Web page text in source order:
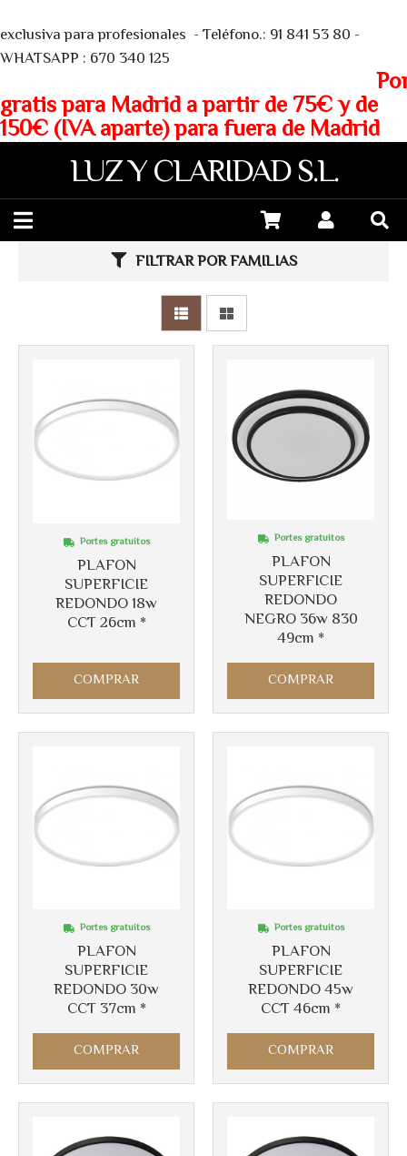
exclusiva para profesionales - Teléfono.: 91 841 53 80 -
WHATSAPP : 670 340 125
gratis para Madrid a partir de 75€ y de
150€ (IVA aparte) para fuera de Madrid
LUZ Y CLARIDAD S.L.
FILTRAR POR FAMILIAS
PLAFON
SUPERFICIE
REDONDO 18w
CCT 26cm *
Portes gratuitos
COMPRAR
PLAFON
SUPERFICIE
REDONDO
NEGRO 36w 830
49cm *
Portes gratuitos
COMPRAR
PLAFON
SUPERFICIE
REDONDO 30w
CCT 37cm *
Portes gratuitos
COMPRAR
PLAFON
SUPERFICIE
REDONDO 45w
CCT 46cm *
Portes gratuitos
COMPRAR
Más info Más info
Más info Más info